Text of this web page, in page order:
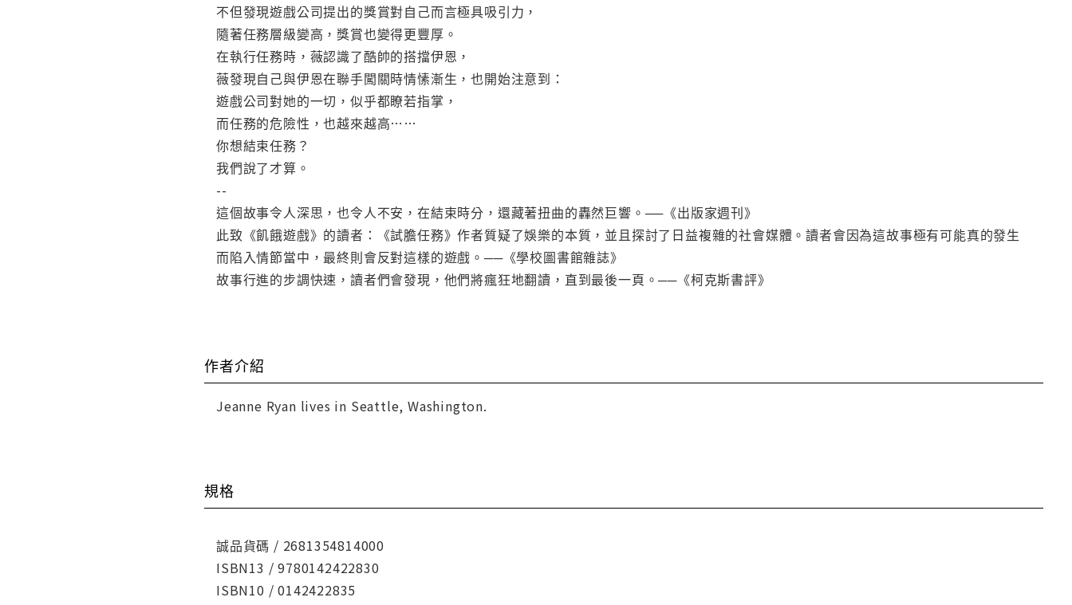
不但發現遊戲公司提出的獎賞對自己而言極具吸引力，
隨著任務層級變高，獎賞也變得更豐厚。
在執行任務時，薇認識了酷帥的搭擋伊恩，
薇發現自己與伊恩在聯手闖關時情愫漸生，也開始注意到：
遊戲公司對她的一切，似乎都瞭若指掌，
而任務的危險性，也越來越高……
你想結束任務？
我們說了才算。
--
這個故事令人深思，也令人不安，在結束時分，還藏著扭曲的轟然巨響。──《出版家週刊》
此致《飢餓遊戲》的讀者：《試膽任務》作者質疑了娛樂的本質，並且探討了日益複雜的社會媒體。讀者會因為這故事極有可能真的發生
而陷入情節當中，最終則會反對這樣的遊戲。──《學校圖書館雜誌》
故事行進的步調快速，讀者們會發現，他們將瘋狂地翻讀，直到最後一頁。──《柯克斯書評》
作者介紹
Jeanne Ryan lives in Seattle, Washington.
規格
誠品貨碼 / 2681354814000
ISBN13 / 9780142422830
ISBN10 / 0142422835